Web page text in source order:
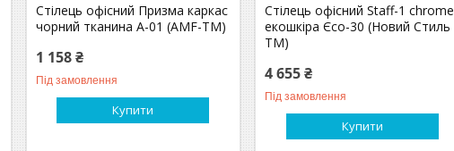
Стілець офісний Призма каркас
чорний тканина А-01 (AMF-ТМ)
1 158 ₴
Під замовлення
Купити
Стілець офісний Staff-1 chrome
екошкіра Єco-30 (Новий Стиль
ТМ)
4 655 ₴
Під замовлення
Купити